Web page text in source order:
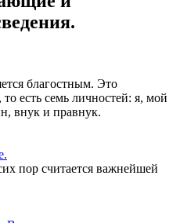
благостным. Это
есть семь личностей: я, мой
внук и правнук.
пор считается важнейшей